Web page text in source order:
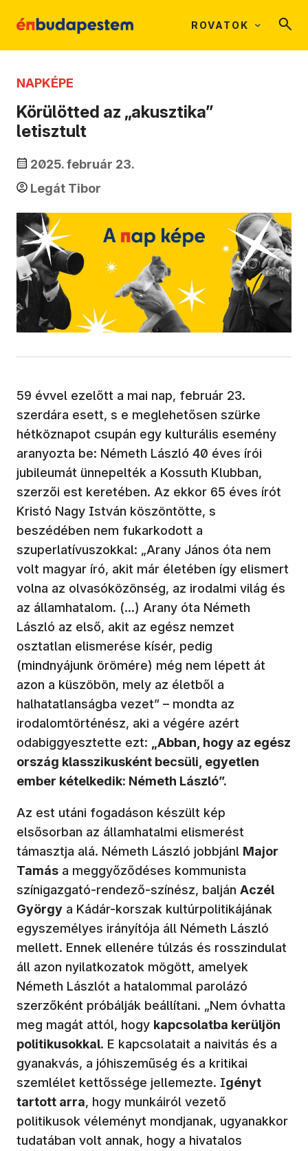
ROVATOK
NAPKÉPE
Körülötted az „akusztika”
letisztult
2025. február 23.
Legát Tibor
59 évvel ezelőtt a mai nap, február 23.
szerdára esett, s e meglehetősen szürke
hétköznapot csupán egy kulturális esemény
aranyozta be: Németh László 40 éves írói
jubileumát ünnepelték a Kossuth Klubban,
szerzői est keretében. Az ekkor 65 éves írót
Kristó Nagy István köszöntötte, s
beszédében nem fukarkodott a
szuperlatívuszokkal: „Arany János óta nem
volt magyar író, akit már életében így elismert
volna az olvasóközönség, az irodalmi világ és
az államhatalom. (…) Arany óta Németh
László az első, akit az egész nemzet
osztatlan elismerése kísér, pedig
(mindnyájunk örömére) még nem lépett át
azon a küszöbön, mely az életből a
halhatatlanságba vezet” – mondta az
irodalomtörténész, aki a végére azért
odabiggyesztette ezt:
„Abban, hogy az egész
ország klasszikusként becsüli, egyetlen
ember kételkedik: Németh László”.
Az est utáni fogadáson készült kép
elsősorban az államhatalmi elismerést
támasztja alá. Németh László jobbjánl Major
Tamás a meggyőződéses kommunista
színigazgató-rendező-színész, balján Aczél
György a Kádár-korszak kultúrpolitikájának
egyszemélyes irányítója áll Németh László
mellett. Ennek ellenére túlzás és rosszindulat
áll azon nyilatkozatok mögött, amelyek
Németh Lászlót a hatalommal parolázó
szerzőként próbálják beállítani. „Nem óvhatta
meg magát attól, hogy kapcsolatba kerüljön
politikusokkal. E kapcsolatait a naivitás és a
gyanakvás, a jóhiszeműség és a kritikai
szemlélet kettőssége jellemezte. Igényt
tartott arra, hogy munkáiról vezető
politikusok véleményt mondjanak, ugyanakkor
tudatában volt annak, hogy a hivatalos